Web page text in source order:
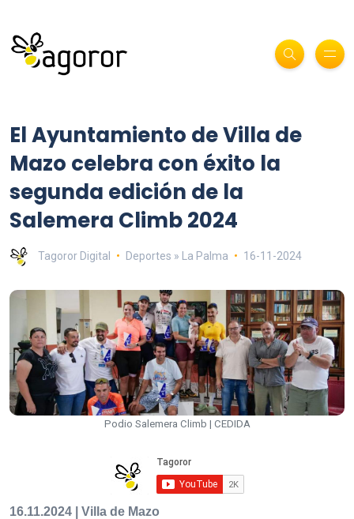
El Ayuntamiento de Villa de
Mazo celebra con éxito la
segunda edición de la
Salemera Climb 2024
Tagoror Digital Deportes » La Palma 16-11-2024
Podio Salemera Climb | CEDIDA
16.11.2024 | Villa de Mazo